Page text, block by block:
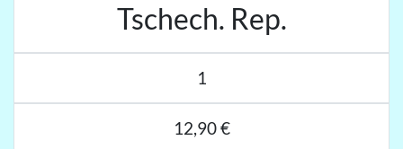
Tschech. Rep.
1
12,90 €